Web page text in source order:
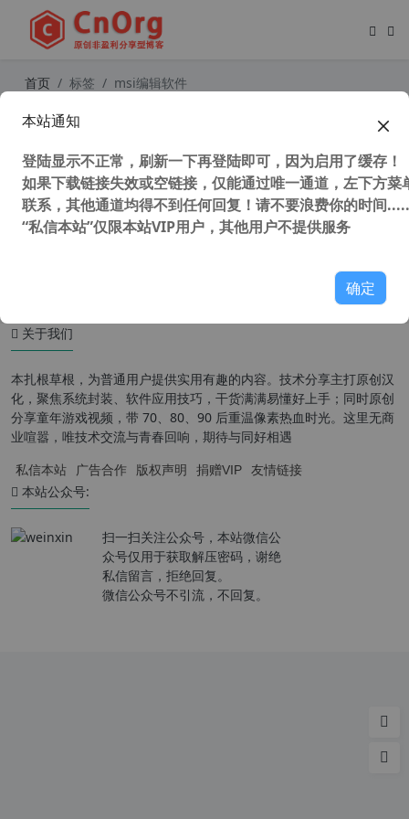
首页 标签 msi编辑软件
具 全网唯一
关于我们
本扎根草根，为普通用户提供实用有趣的内容。技术分享主打原创汉
化，聚焦系统封装、软件应用技巧，干货满满易懂好上手；同时原创
分享童年游戏视频，带 70、80、90 后重温像素热血时光。这里无商
业喧嚣，唯技术交流与青春回响，期待与同好相遇
私信本站 广告合作 版权声明 捐赠VIP 友情链接
本站公众号:
扫一扫关注公众号，本站微信公
众号仅用于获取解压密码，谢绝
私信留言，拒绝回复。
微信公众号不引流，不回复。
本站通知
登陆显示不正常，刷新一下再登陆即可，因为启用了缓存！
如果下载链接失效或空链接，仅能通过唯一通道，左下方菜
联系，其他通道均得不到任何回复！请不要浪费你的时间
“私信本站”仅限本站VIP用户，其他用户不提供服务
确定